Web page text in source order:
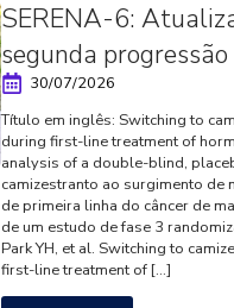
SERENA-6:
segunda progressão
30/07/2026
Título em inglês: Switching to
during first-line treatment of
analysis of a double-blind,
camizestranto ao surgimento de
de primeira linha do câncer de
de um estudo de fase 3
Park YH, et al. Switching to
first-line treatment of […]